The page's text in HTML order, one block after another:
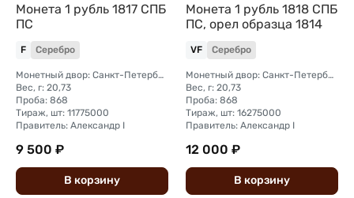
Монета 1 рубль 1817 СПБ
ПС
F Серебро
Монетный двор: Санкт-Петербургский монетный двор
Вес, г: 20,73
Проба: 868
Тираж, шт: 11775000
Правитель: Александр I
9 500 ₽
В корзину
Монета 1 рубль 1818 СПБ
ПС, орел образца 1814
VF Серебро
Монетный двор: Санкт-Петербургский монетный двор
Вес, г: 20,73
Проба: 868
Тираж, шт: 16275000
Правитель: Александр I
12 000 ₽
В корзину